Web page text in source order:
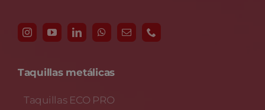
Taquillas metálicas
Taquillas ECO PRO